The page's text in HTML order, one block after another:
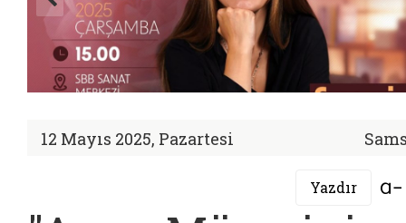
12 Mayıs 2025, Pazartesi
Yazdır